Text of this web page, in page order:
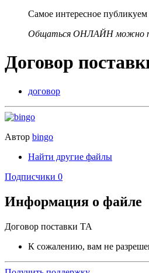
Самое интересное публикуем
Общаться ОНЛАЙН можно
Договор
договор
Автор bingo
Найти другие файлы
Подписчики 0
Информация о файле
Договор поставки ТА
К сожалению, вам не